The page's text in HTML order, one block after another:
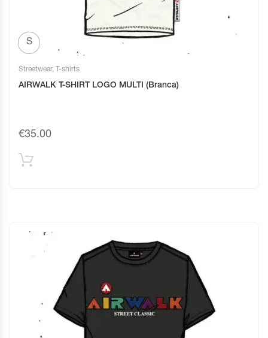
S
Streetwear, T-shirts
AIRWALK T-SHIRT LOGO MULTI (Branca)
€35.00